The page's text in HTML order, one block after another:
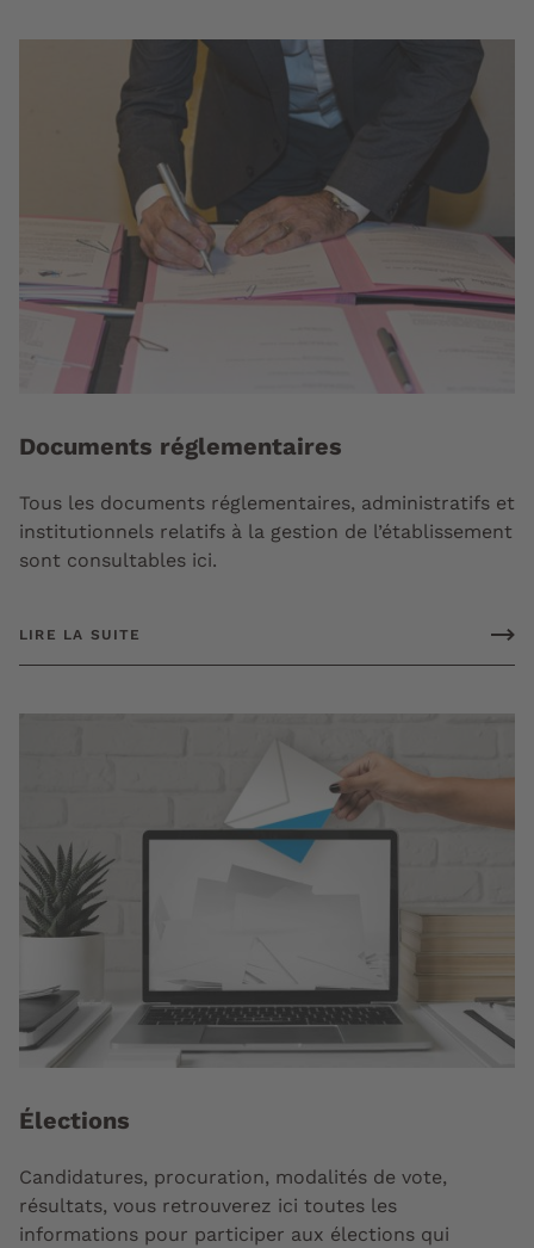
Documents réglementaires
Tous les documents réglementaires, administratifs et
institutionnels relatifs à la gestion de l’établissement
sont consultables ici.
LIRE LA SUITE
Élections
Candidatures, procuration, modalités de vote,
résultats, vous retrouverez ici toutes les
informations pour participer aux élections qui